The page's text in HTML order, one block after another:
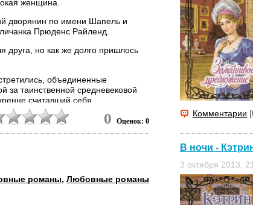
женщина.
дворянин по имени Шапель и
Прюденс Райленд.
друга, но как же долго пришлось
объединенные
за таинственной средневековой
считавший себя
Тьмы, понял: нет сердец,
их не возродило к жизни пламя
0 Оценок: 0
Комментарии
романы,Любовные романы
В ночи -
3 октября 2013,